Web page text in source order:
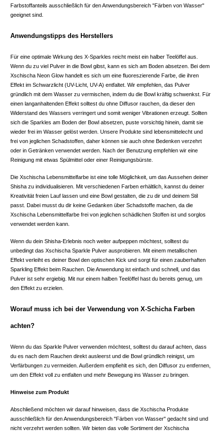
Farbstoffanteils ausschließlich für den Anwendungsbereich "Färben von Wasser"
geeignet sind.
Anwendungstipps des Herstellers
Für eine optimale Wirkung des X-Sparkles reicht meist ein halber Teelöffel aus.
Wenn du zu viel Pulver in die Bowl gibst, kann es sich am Boden absetzen. Bei dem
Xschischa Neon Glow handelt es sich um eine fluoreszierende Farbe, die ihren
Effekt im Schwarzlicht (UV-Licht, UV-A) entfaltet. Wir empfehlen, das Pulver
gründlich mit dem Wasser zu vermischen, indem du die Bowl kräftig schwenkst. Für
einen langanhaltenden Effekt solltest du ohne Diffusor rauchen, da dieser den
Widerstand des Wassers verringert und somit weniger Vibrationen erzeugt. Sollten
sich die Sparkles am Boden der Bowl absetzen, puste vorsichtig hinein, damit sie
wieder frei im Wasser gelöst werden. Unsere Produkte sind lebensmittelecht und
frei von jeglichen Schadstoffen, daher können sie auch ohne Bedenken verzehrt
oder in Getränken verwendet werden. Nach der Benutzung empfehlen wir eine
Reinigung mit etwas Spülmittel oder einer Reinigungsbürste.
Die Xschischa Lebensmittelfarbe ist eine tolle Möglichkeit, um das Aussehen deiner
Shisha zu individualisieren. Mit verschiedenen Farben erhältlich, kannst du deiner
Kreativität freien Lauf lassen und eine Bowl gestalten, die zu dir und deinem Stil
passt. Dabei musst du dir keine Gedanken über Schadstoffe machen, da die
Xschischa Lebensmittelfarbe frei von jeglichen schädlichen Stoffen ist und sorglos
verwendet werden kann.
Wenn du dein Shisha-Erlebnis noch weiter aufpeppen möchtest, solltest du
unbedingt das Xschischa Sparkle Pulver ausprobieren. Mit einem metallischen
Effekt verleiht es deiner Bowl den optischen Kick und sorgt für einen zauberhaften
Sparkling Effekt beim Rauchen. Die Anwendung ist einfach und schnell, und das
Pulver ist sehr ergiebig. Mit nur einem halben Teelöffel hast du bereits genug, um
den Effekt zu erzielen.
Worauf muss ich bei der Verwendung von X-Schicha Farben
achten?
Wenn du das Sparkle Pulver verwenden möchtest, solltest du darauf achten, dass
du es nach dem Rauchen direkt ausleerst und die Bowl gründlich reinigst, um
Verfärbungen zu vermeiden. Außerdem empfiehlt es sich, den Diffusor zu entfernen,
um den Effekt voll zu entfalten und mehr Bewegung ins Wasser zu bringen.
Hinweise zum Produkt
Abschließend möchten wir darauf hinweisen, dass die Xschischa Produkte
ausschließlich für den Anwendungsbereich "Färben von Wasser" gedacht sind und
nicht verzehrt werden sollten. Wir bieten das volle Sortiment der Xschischa